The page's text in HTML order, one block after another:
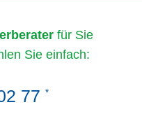
für Sie
Sie einfach:
77 *